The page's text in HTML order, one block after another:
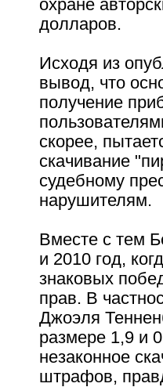
охране
долларов.
Исходя из
вывод, что
получение
скорее,
скачивание
судебному
нарушителям.
Вместе с тем
и 2010 год,
знаковых
прав. В
Джоэля
размере 1,9 и
незаконное
штрафов,